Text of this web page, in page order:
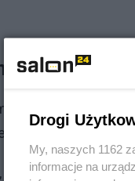
UW
Dyscyplinarna
z uczelni.
dotyczył jego
Drogi
My, naszych 1162
informacje na